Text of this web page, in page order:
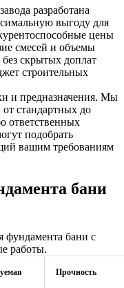
разработана
выгоду для
цены
смесей и объемы
без скрытых доплат
строительных
и предназначения. Мы
стандартных до
ответственных
подобрать
вашим требованиям
бани
фундамента бани с
работы.
Прочность